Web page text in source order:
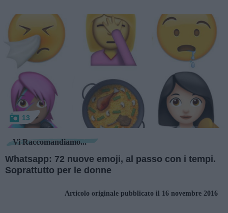
13
Vi Raccomandiamo...
Whatsapp: 72 nuove emoji, al passo con i tempi.
Soprattutto per le donne
Articolo originale pubblicato il 16 novembre 2016